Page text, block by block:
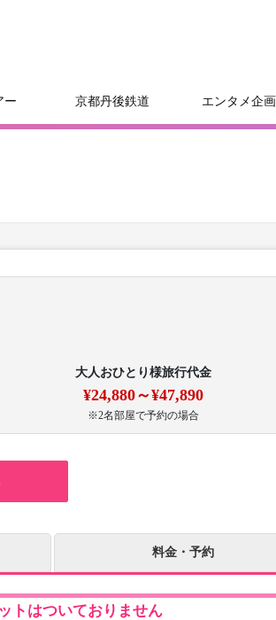
ー 京都丹後鉄道 エンタメ企画
大人おひとり様旅行代金
¥24,880～¥47,890
※2名部屋で予約の場合
料金・予約
トはついておりません